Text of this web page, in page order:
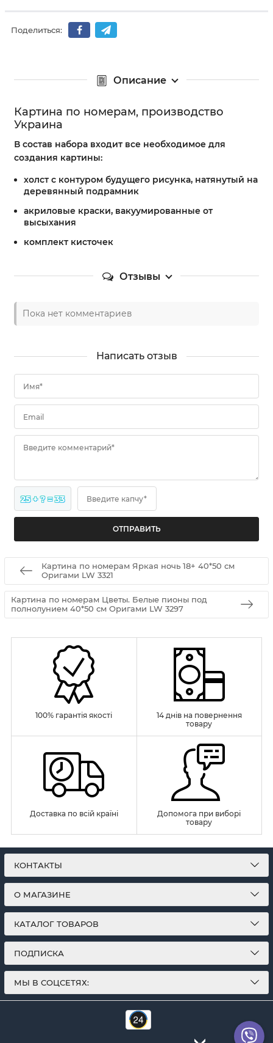
Поделиться:
Описание
Картина по номерам, производство
Украина
В состав набора входит все необходимое для
создания картины:
холст с контуром будущего рисунка, натянутый на
деревянный подрамник
акриловые краски, вакуумированные от
высыхания
комплект кисточек
Отзывы
Пока нет комментариев
Написать отзыв
Имя*
Email
Введите комментарий*
25 + ? = 33 Введите капчу*
Картина по номерам Яркая ночь 18+ 40*50 см
Оригами LW 3321
Картина по номерам Цветы. Белые пионы под
полнолунием 40*50 см Оригами LW 3297
100% гарантія якості
14 днів на повернення
товару
Доставка по всій країні
Допомога при виборі
товару
КОНТАКТЫ
О МАГАЗИНЕ
КАТАЛОГ ТОВАРОВ
ПОДПИСКА
МЫ В СОЦСЕТЯХ: